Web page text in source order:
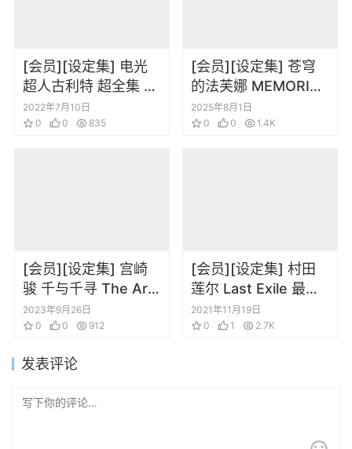
[会员][设定集] 电光
超人古利特 超全集 修
补改订版
2022年7月10日
0
0 835
[会员][设定集] 苍穹
的法芙娜 MEMORIAL
BOOK
2025年8月1日
0
0 1.4K
[会员][设定集] 宫崎
骏 千与千寻 The Art
of Spirited Away
2023年9月26日
0
0 912
[会员][设定集] 村田
莲尔 Last Exile 最终
流放银翼之法姆 最后
流亡 银翼少女法姆
2021年11月19日
0
1 2.7K
发表评论